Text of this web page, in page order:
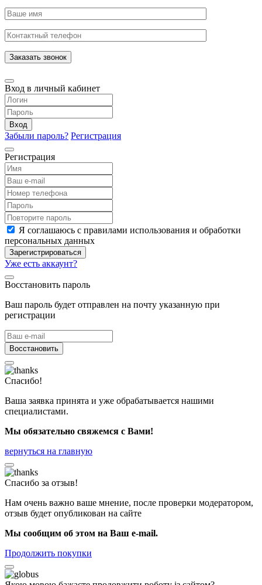
Заказать звонок
Вход в личный кабинет
Вход
Забыли пароль? Регистрация
Регистрация
Я соглашаюсь с правилами использования и обработки
персональных данных
Зарегистрироваться
Уже есть аккаунт?
Восстановить пароль
Ваш пароль будет отправлен на почту указанную при
регистрации
Восстановить
Спасибо!
Ваша заявка принята и уже обрабатывается нашими
специалистами.
Мы обязательно свяжемся с Вами!
вернуться на главную
Спасибо за отзыв!
Нам очень важно ваше мнение, после проверки модератором,
отзыв будет опубликован на сайте
Мы сообщим об этом на Ваш e-mail.
Продолжить покупки